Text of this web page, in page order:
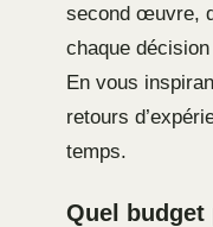
second œuvre,
chaque
En vous
retours
temps.
Quel